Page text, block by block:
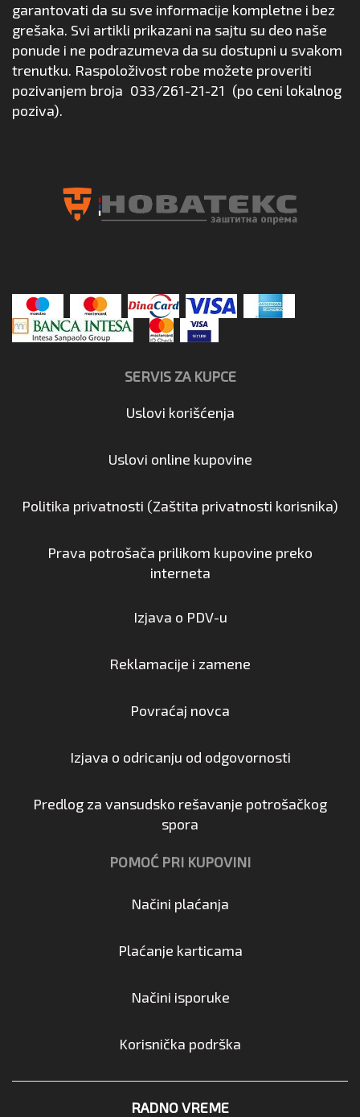
garantovati da su sve informacije kompletne i bez
grešaka. Svi artikli prikazani na sajtu su deo naše
ponude i ne podrazumeva da su dostupni u svakom
trenutku. Raspoloživost robe možete proveriti
pozivanjem broja 033/261-21-21 (po ceni lokalnog
poziva).
SERVIS ZA KUPCE
Uslovi korišćenja
Uslovi online kupovine
Politika privatnosti (Zaštita privatnosti korisnika)
Prava potrošača prilikom kupovine preko
interneta
Izjava o PDV-u
Reklamacije i zamene
Povraćaj novca
Izjava o odricanju od odgovornosti
Predlog za vansudsko rešavanje potrošačkog
spora
POMOĆ PRI KUPOVINI
Načini plaćanja
Plaćanje karticama
Načini isporuke
Korisnička podrška
RADNO VREME